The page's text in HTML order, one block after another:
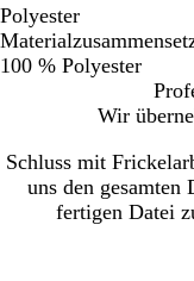
Polyester
100 % Polyester
Wir
Schluss mit
uns den gesamten
fertigen Datei